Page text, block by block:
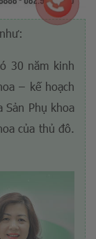
30 năm kinh
– kế hoạch
Sản Phụ khoa
của thủ đô.